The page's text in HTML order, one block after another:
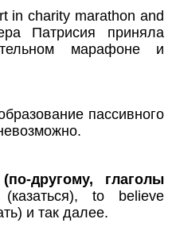
in charity marathon and
Патрисия приняла
марафоне и
пассивного
другому, глаголы
to believe
и так далее.